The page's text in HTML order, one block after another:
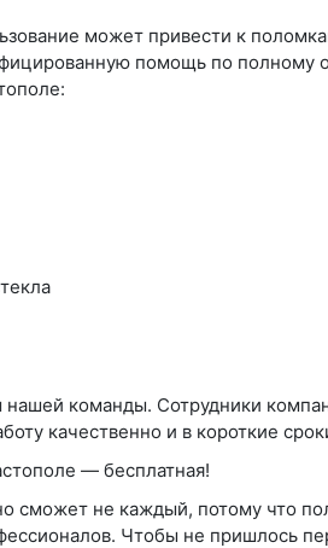
может привести к
помощь по полному
нашей команды. Сотрудники
качественно и в короткие
— бесплатная!
сможет не каждый, потому что
Чтобы не пришлось